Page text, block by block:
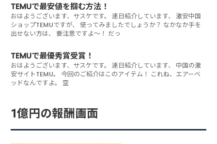
TEMUで最安値を掴む方法！
おはようございます、サスケです。 連日紹介しています、 激安中国
ショップTEMUですが、 使ってみましたでしょうか？ なかなか手を
出せない方は、 要注意ですよ～！ だっ
TEMUで最優秀賞受賞！
おはようございます、サスケです。 連日紹介しています、 中国の激
安サイトTEMU。 今回のご紹介はこのアイテム！ これね、エアーベ
ッドなんですよ。 空
1億円の報酬画面